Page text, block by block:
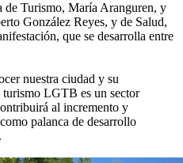
de Turismo, María Aranguren, y
González Reyes, y de Salud,
que se desarrolla entre
nuestra ciudad y su
turismo LGTB es un sector
al incremento y
palanca de desarrollo